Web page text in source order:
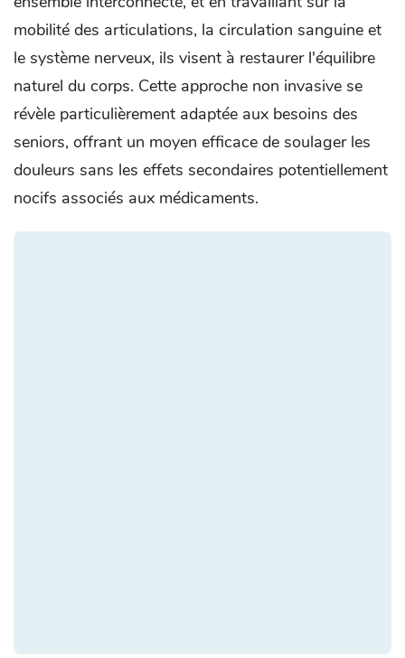
mobilité des articulations, la circulation sanguine et
le système nerveux, ils visent à restaurer l'équilibre
naturel du corps. Cette approche non invasive se
révèle particulièrement adaptée aux besoins des
seniors, offrant un moyen efficace de soulager les
douleurs sans les effets secondaires potentiellement
nocifs associés aux médicaments.